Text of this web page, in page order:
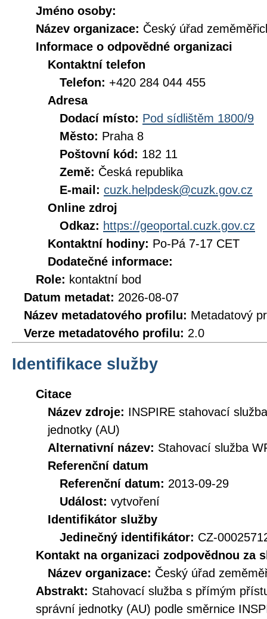
Jméno osoby:
Název organizace: Český úřad
Informace o odpovědné organizaci
Kontaktní telefon
Telefon: +420 284 044 455
Adresa
Dodací místo: Pod sídlištěm 1800/9
Město: Praha 8
Poštovní kód: 182 11
Země: Česká republika
E-mail: cuzk.helpdesk@cuzk.gov.cz
Online zdroj
Odkaz: https://geoportal.cuzk.gov.cz
Kontaktní hodiny: Po-Pá 7-17 CET
Dodatečné informace:
Role: kontaktní bod
Datum metadat: 2026-08-07
Název metadatového profilu: Metadatový
Verze metadatového profilu: 2.0
Identifikace služby
Citace
Název zdroje: INSPIRE stahovací
jednotky (AU)
Alternativní název: Stahovací služba
Referenční datum
Referenční datum: 2013-09-29
Událost: vytvoření
Identifikátor služby
Jedinečný identifikátor: CZ-
Kontakt na organizaci zodpovědnou za
Název organizace: Český úřad
Abstrakt: Stahovací služba s přímým
správní jednotky (AU) podle směrnice